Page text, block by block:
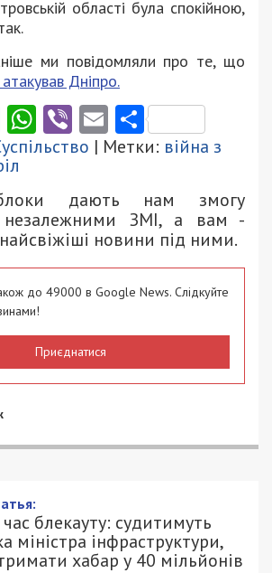
області була спокійною,
ми повідомляли про те, що
Дніпро.
Twitter
WhatsApp
ViberEmail
| Метки: війна з
дають нам змогу
незалежними ЗМІ, а вам -
новини під ними.
до 49000 в Google News. Слідкуйте
Приєднатися
блекауту: судитимуть
міністра інфраструктури,
хабар у 40 мільйонів